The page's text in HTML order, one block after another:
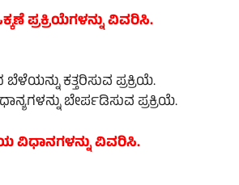
ಪ್ರಕ್ರಿಯೆಗಳನ್ನು ವಿವರಿಸಿ.
ಬೆಳೆಯನ್ನು ಕತ್ತರಿಸುವ ಪ್ರಕ್ರಿಯೆ.
ಬೇರ್ಪಡಿಸುವ ಪ್ರಕ್ರಿಯೆ.
ವಿಧಾನಗಳನ್ನು ವಿವರಿಸಿ.